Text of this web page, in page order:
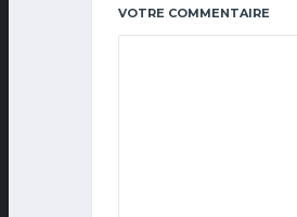
VOTRE COMMENTAIRE